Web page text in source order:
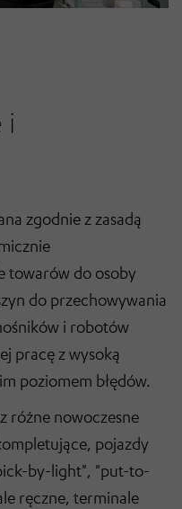
i
zgodnie z zasadą
towarów do osoby
do przechowywania
i robotów
pracę z wysoką
poziomem błędów.
różne nowoczesne
pojazdy
by-light", "put-to-
ręczne, terminale